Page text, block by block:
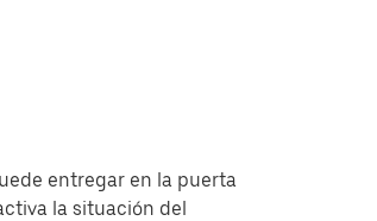
entregar en la puerta
la situación del